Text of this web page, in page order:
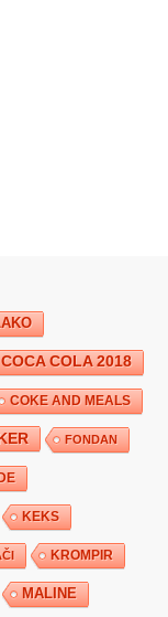
COCA COLA 2018
COKE AND MEALS
FONDAN
KEKS
KROMPIR
MALINE